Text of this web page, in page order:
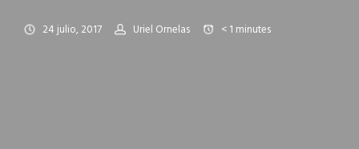
24 julio, 2017 Uriel Ornelas < 1 minutes